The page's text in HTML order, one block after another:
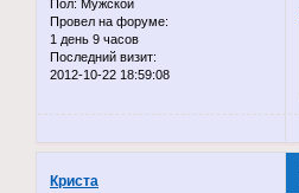
Пол: Мужской
Провел на форуме:
1 день 9 часов
Последний визит:
2012-10-22 18:59:08
Криста